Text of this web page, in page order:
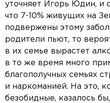
уточняет Игорь Юдин, и
что 7-10% живущих на
подвержены этому
родители пьют, то
в их семье вырастет
в то же время много
благополучных семьях
и наркоманией. На это,
безобидные, казалось